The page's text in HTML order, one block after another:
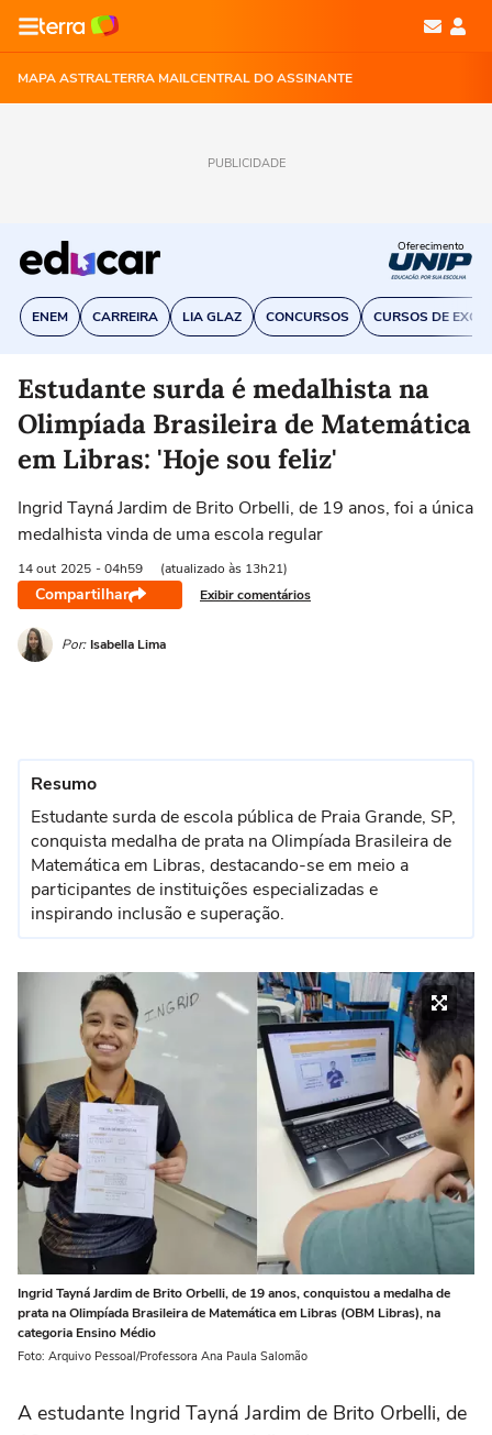
MAPA ASTRALTERRA MAILCENTRAL DO ASSINANTE
PUBLICIDADE
ENEM CARREIRA LIA GLAZ CONCURSOS CURSOS DE EXCEL
Oferecimento
Estudante surda é medalhista na
Olimpíada Brasileira de Matemática
em Libras: 'Hoje sou feliz'
Ingrid Tayná Jardim de Brito Orbelli, de 19 anos, foi a única
medalhista vinda de uma escola regular
14 out 2025 - 04h59 (atualizado às 13h21)
Compartilhar Exibir comentários
Por: Isabella Lima
Resumo
Estudante surda de escola pública de Praia Grande, SP,
conquista medalha de prata na Olimpíada Brasileira de
Matemática em Libras, destacando-se em meio a
participantes de instituições especializadas e
inspirando inclusão e superação.
Ingrid Tayná Jardim de Brito Orbelli, de 19 anos, conquistou a medalha de
prata na Olimpíada Brasileira de Matemática em Libras (OBM Libras), na
categoria Ensino Médio
Foto: Arquivo Pessoal/Professora Ana Paula Salomão
A estudante Ingrid Tayná Jardim de Brito Orbelli, de